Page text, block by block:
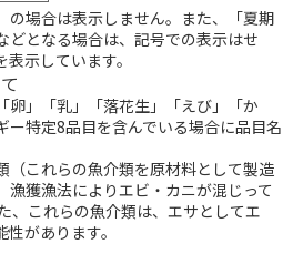
の場合は表示しません。また、「夏期
どとなる場合は、記号での表示はせ
示しています。
卵」「乳」「落花生」「えび」「か
ー特定8品目を含んでいる場合に品目名
これらの魚介類を原材料として製造
漁獲漁法によりエビ・カニが混じって
、これらの魚介類は、エサとしてエ
があります。